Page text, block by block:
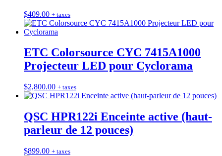
$409.00 + taxes
ETC Colorsource CYC 7415A1000
Projecteur LED pour Cyclorama
$2,800.00 + taxes
QSC HPR122i Enceinte active (haut-
parleur de 12 pouces)
$899.00 + taxes